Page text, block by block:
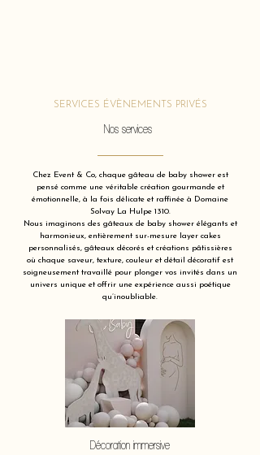
SERVICES ÉVÈNEMENTS PRIVÉS
Nos services
Chez Event & Co, chaque gâteau de baby shower est
pensé comme une véritable création gourmande et
émotionnelle, à la fois délicate et raffinée à Domaine
Solvay La Hulpe 1310.
Nous imaginons des gâteaux de baby shower élégants et
harmonieux, entièrement sur-mesure layer cakes
personnalisés, gâteaux décorés et créations pâtissières
où chaque saveur, texture, couleur et détail décoratif est
soigneusement travaillé pour plonger vos invités dans un
univers unique et offrir une expérience aussi poétique
qu’inoubliable.
Décoration immersive